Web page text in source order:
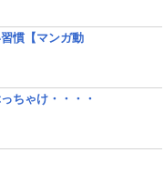
慣【マンガ動
ちゃけ・・・・